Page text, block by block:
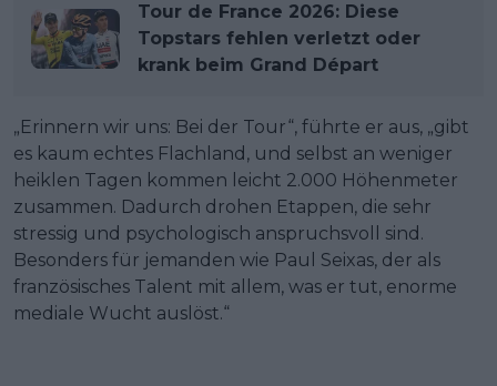
Tour de France 2026: Diese
Topstars fehlen verletzt oder
krank beim Grand Départ
„Erinnern wir uns: Bei der Tour“, führte er aus, „gibt
es kaum echtes Flachland, und selbst an weniger
heiklen Tagen kommen leicht 2.000 Höhenmeter
zusammen. Dadurch drohen Etappen, die sehr
stressig und psychologisch anspruchsvoll sind.
Besonders für jemanden wie Paul Seixas, der als
französisches Talent mit allem, was er tut, enorme
mediale Wucht auslöst.“